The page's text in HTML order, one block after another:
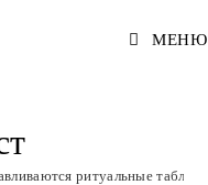
МЕНЮ
ритуальные